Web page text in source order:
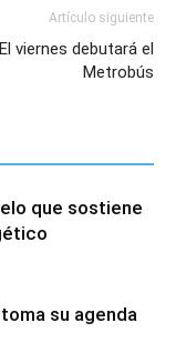
Artículo siguiente
El viernes debutará el
Metrobús
que sostiene
su agenda